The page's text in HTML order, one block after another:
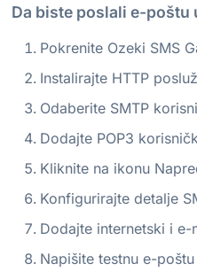
Da biste poslali e-poštu
Pokrenite Ozeki SMS
Instalirajte HTTP
Odaberite SMTP
Dodajte POP3
Kliknite na ikonu
Konfigurirajte detalje
Dodajte internetski i
Napišite testnu e-poštu